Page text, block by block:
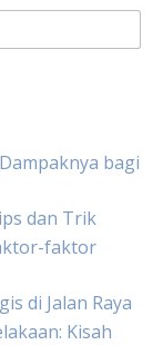
bagi
dan Trik
faktor
di Jalan Raya
Kisah